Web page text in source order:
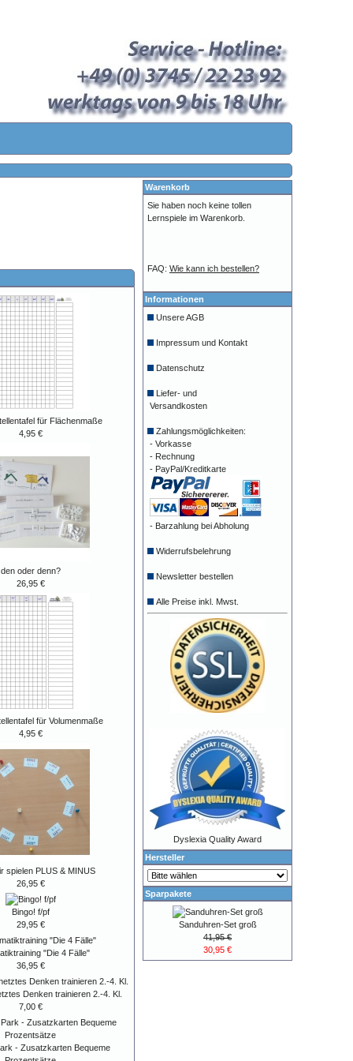
für Flächenmaße
4,95 €
den oder denn?
26,95 €
für Volumenmaße
4,95 €
spielen PLUS & MINUS
26,95 €
Bingo! f/pf
29,95 €
"Die 4 Fälle"
36,95 €
Denken trainieren 2.-4. Kl.
7,00 €
- Zusatzkarten Bequeme
Warenkorb
Sie haben noch keine tollen
Lernspiele im Warenkorb.
FAQ: Wie kann ich bestellen?
Informationen
Unsere AGB
Impressum und Kontakt
Datenschutz
Liefer- und
Versandkosten
Zahlungsmöglichkeiten:
- Vorkasse
- Rechnung
- PayPal/Kreditkarte
- Barzahlung bei Abholung
Widerrufsbelehrung
Newsletter bestellen
Alle Preise inkl. Mwst.
Dyslexia Quality Award
Hersteller
Sparpakete
Sanduhren-Set groß
41,95 €
30,95 €